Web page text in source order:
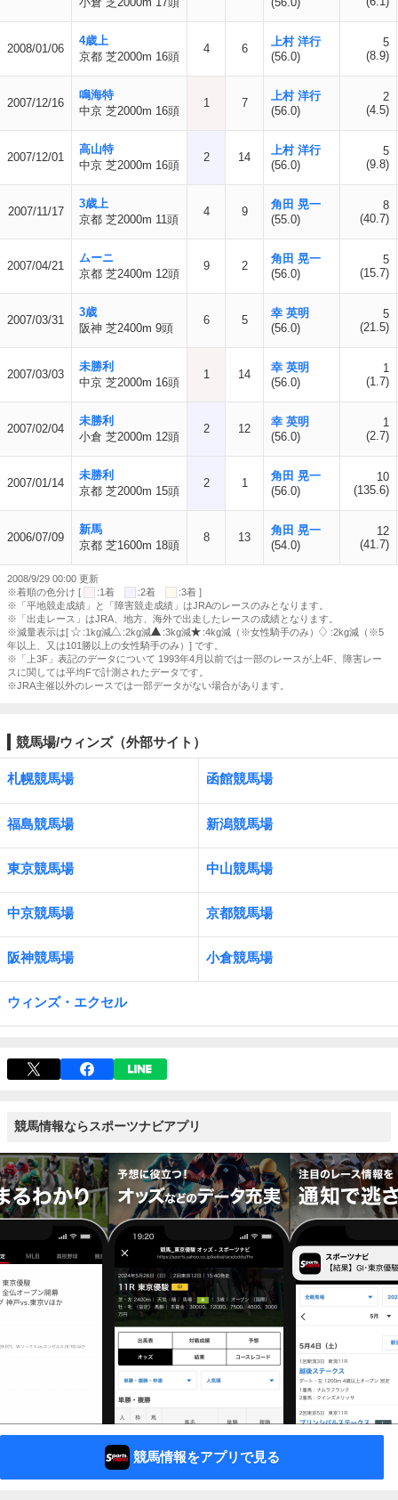
2008/01/06
4歳上
京都 芝2000m 16頭
4 6
上村 洋行
(56.0)
5
(8.9)
2007/12/16
鳴海特
中京 芝2000m 16頭
1 7
上村 洋行
(56.0)
2
(4.5)
2007/12/01
高山特
中京 芝2000m 16頭
2 14
上村 洋行
(56.0)
5
(9.8)
2007/11/17
3歳上
京都 芝2000m 11頭
4 9
角田 晃一
(55.0)
8
(40.7)
2007/04/21
ムーニ
京都 芝2400m 12頭
9 2
角田 晃一
(56.0)
5
(15.7)
2007/03/31
3歳
阪神 芝2400m 9頭
6 5
幸 英明
(56.0)
5
(21.5)
2007/03/03
未勝利
中京 芝2000m 16頭
1 14
幸 英明
(56.0)
1
(1.7)
2007/02/04
未勝利
小倉 芝2000m 12頭
2 12
幸 英明
(56.0)
1
(2.7)
2007/01/14
未勝利
京都 芝2000m 15頭
2 1
角田 晃一
(56.0)
10
(135.6)
2006/07/09
新馬
京都 芝1600m 18頭
8 13
角田 晃一
(54.0)
12
(41.7)
2008/9/29 00:00 更新
※着順の色分け [
:1着 :2着
:3着 ]
※「平地競走成績」と「障害競走成績」はJRAのレースのみとなります。
※「出走レース」はJRA、地方、海外で出走したレースの成績となります。
※減量表示は[
:1kg減 :2kg減 :3kg減 :4kg減（※女性騎手のみ）
:2kg減（※5
年以上、又は101勝以上の女性騎手のみ）] です。
※「上3F」表記のデータについて 1993年4月以前では一部のレースが上4F、障害レー
スに関しては平均Fで計測されたデータです。
※JRA主催以外のレースでは一部データがない場合があります。
競馬場/ウィンズ（外部サイト）
札幌競馬場 函館競馬場
福島競馬場 新潟競馬場
東京競馬場 中山競馬場
中京競馬場 京都競馬場
阪神競馬場 小倉競馬場
ウィンズ・エクセル
競馬情報ならスポーツナビアプリ
競馬情報をアプリで見る